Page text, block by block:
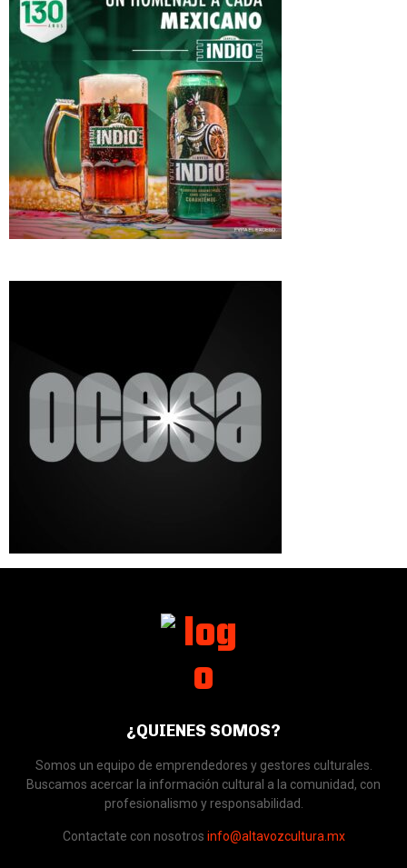
¿QUIENES SOMOS?
Somos un equipo de emprendedores y gestores culturales.
Buscamos acercar la información cultural a la comunidad, con
profesionalismo y responsabilidad.
Contactate con nosotros info@altavozcultura.mx